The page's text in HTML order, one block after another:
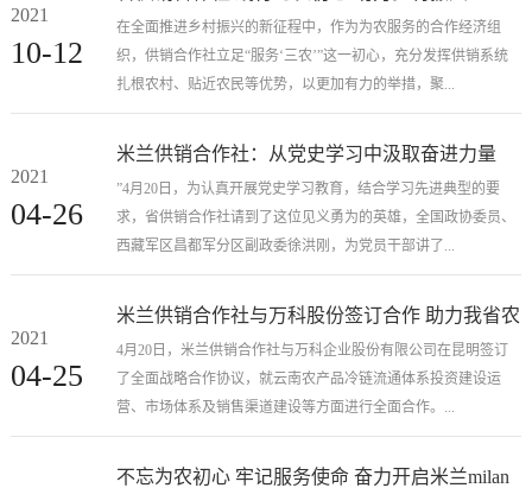
2021
10-12
在全面推进乡村振兴的新征程中，作为为农服务的合作经济组
织，供销合作社立足“服务‘三农’”这一初心，充分发挥供销系统
扎根农村、贴近农民等优势，以更加有力的举措，聚...
2021
04-26
米兰供销合作社：从党史学习中汲取奋进力量
”4月20日，为认真开展党史学习教育，结合学习先进典型的要
求，省供销合作社请到了这位见义勇为的英雄，全国政协委员、
西藏军区昌都军分区副政委徐洪刚，为党员干部讲了...
2021
04-25
米兰供销合作社与万科股份签订合作 助力我省农
产品冷链流通体系“补短板”
4月20日，米兰供销合作社与万科企业股份有限公司在昆明签订
了全面战略合作协议，就云南农产品冷链流通体系投资建设运
营、市场体系及销售渠道建设等方面进行全面合作。...
不忘为农初心 牢记服务使命 奋力开启米兰milan